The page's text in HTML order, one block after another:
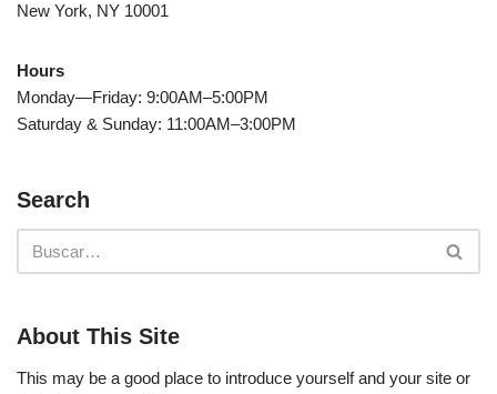
New York, NY 10001
Hours
Monday—Friday: 9:00AM–5:00PM
Saturday & Sunday: 11:00AM–3:00PM
Search
About This Site
This may be a good place to introduce yourself and your site or